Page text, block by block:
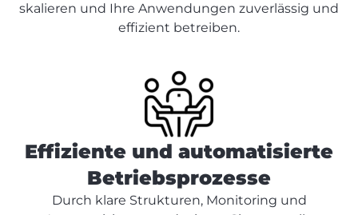
skalieren und Ihre Anwendungen zuverlässig und
effizient betreiben.
Effiziente und automatisierte
Betriebsprozesse
Durch klare Strukturen, Monitoring und